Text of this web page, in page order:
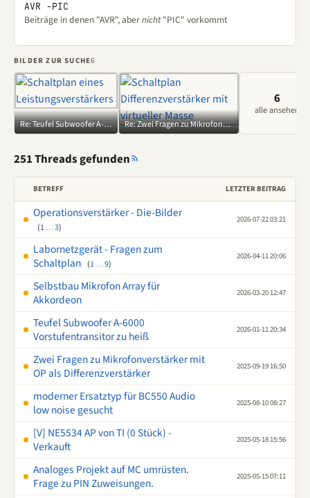
AVR -PIC
Beiträge in denen "AVR", abernicht"PIC" vorkommt
BILDER ZUR SUCHE6
Re: Teufel Subwoofer A-6000 Vorstufentransitor zu heiß Re: Zwei Fragen zu Mikrofonverstärker mit OP als Differenzverstärker
6
alle ansehen
251 Threads gefunden
BETREFF LETZTER BEITRAG
Operationsverstärker - Die-Bilder
(1…3)
2026-07-22 03:21
Labornetzgerät - Fragen zum
Schaltplan (1…9)
2026-04-11 20:06
Selbstbau Mikrofon Array für
Akkordeon
2026-03-20 12:47
Teufel Subwoofer A-6000
Vorstufentransitor zu heiß
2026-01-11 20:34
Zwei Fragen zu Mikrofonverstärker mit
OP als Differenzverstärker
2025-09-19 16:50
moderner Ersatztyp für BC550 Audio
low noise gesucht
2025-08-10 08:27
[V] NE5534 AP von TI (0 Stück) -
Verkauft
2025-05-18 15:56
Analoges Projekt auf MC umrüsten.
Frage zu PIN Zuweisungen.
2025-05-15 07:11